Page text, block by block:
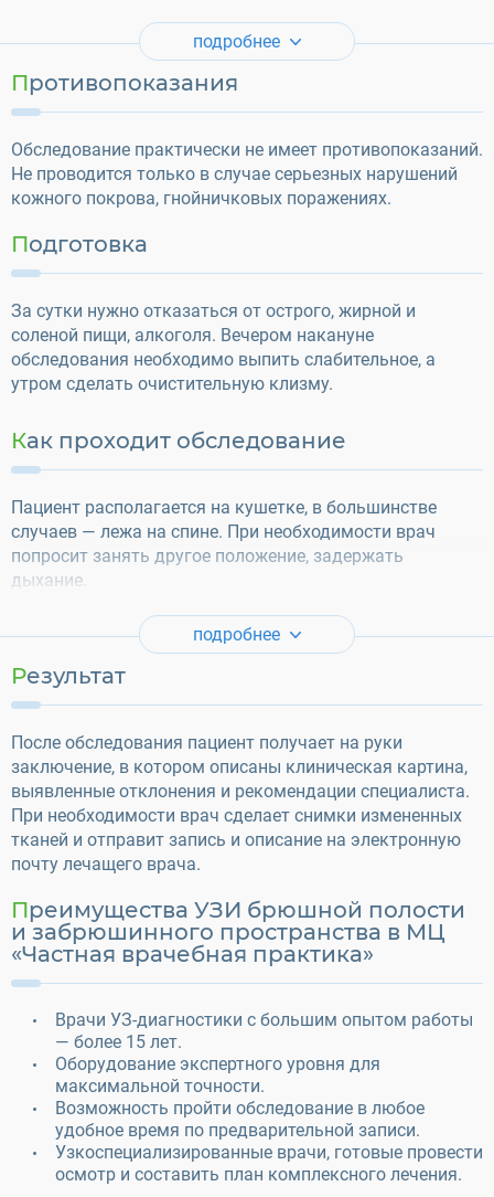
подробнее
Противопоказания
Обследование практически не имеет противопоказаний.
Не проводится только в случае серьезных нарушений
кожного покрова, гнойничковых поражениях.
Подготовка
За сутки нужно отказаться от острого, жирной и
соленой пищи, алкоголя. Вечером накануне
обследования необходимо выпить слабительное, а
утром сделать очистительную клизму.
Как проходит обследование
Пациент располагается на кушетке, в большинстве
случаев — лежа на спине. При необходимости врач
попросит занять другое положение, задержать
дыхание.
подробнее
Результат
После обследования пациент получает на руки
заключение, в котором описаны клиническая картина,
выявленные отклонения и рекомендации специалиста.
При необходимости врач сделает снимки измененных
тканей и отправит запись и описание на электронную
почту лечащего врача.
Преимущества УЗИ брюшной полости
и забрюшинного пространства в МЦ
«Частная врачебная практика»
Врачи УЗ-диагностики с большим опытом работы
— более 15 лет.
Оборудование экспертного уровня для
максимальной точности.
Возможность пройти обследование в любое
удобное время по предварительной записи.
Узкоспециализированные врачи, готовые провести
осмотр и составить план комплексного лечения.